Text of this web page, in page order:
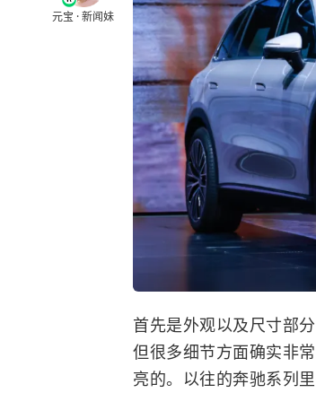
元宝 · 新闻妹
首先是外观以及尺寸部
但很多细节方面确实非
亮的。以往的奔驰系列